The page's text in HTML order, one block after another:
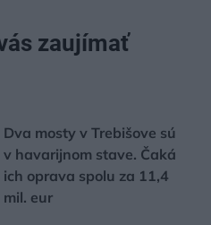
zaujímať
Dva mosty v Trebišove sú
v havarijnom stave. Čaká
ich oprava spolu za 11,4
mil. eur